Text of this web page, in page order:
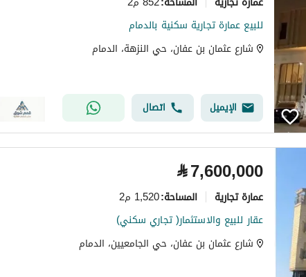
للبيع عمارة تجارية سكنية بالدمام
شارع عثمان بن عفان، حي النزهة، الدمام
الإيميل اتصال
⃁7,600,000
عمارة تجارية المساحة:1,520 م2
عقار للبيع والاستثمار( تجاري سكني)
شارع عثمان بن عفان، حي الجامعيين، الدمام